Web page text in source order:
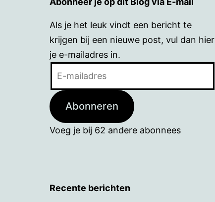
Als je het leuk vindt een bericht te
krijgen bij een nieuwe post, vul dan hier
je e-mailadres in.
Abonneren
Voeg je bij 62 andere abonnees
Recente berichten